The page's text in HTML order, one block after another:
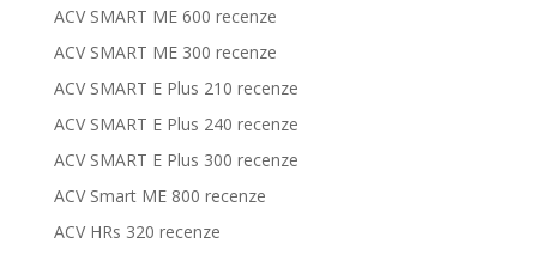
ACV SMART ME 600 recenze
ACV SMART ME 300 recenze
ACV SMART E Plus 210 recenze
ACV SMART E Plus 240 recenze
ACV SMART E Plus 300 recenze
ACV Smart ME 800 recenze
ACV HRs 320 recenze